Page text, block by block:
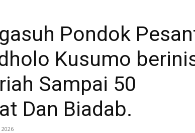
Pondok
Kusumo
Sampai 50
Dan Biadab.